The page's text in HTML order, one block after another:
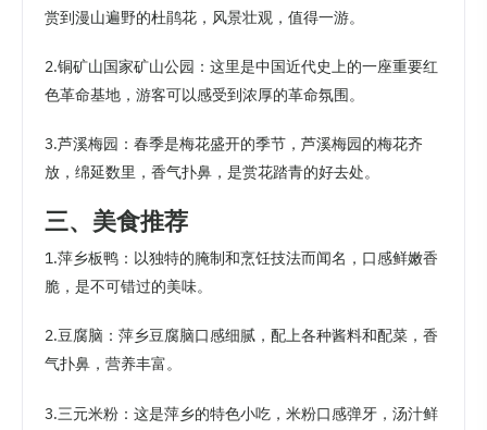
赏到漫山遍野的杜鹃花，风景壮观，值得一游。
2.铜矿山国家矿山公园：这里是中国近代史上的一座重要红
色革命基地，游客可以感受到浓厚的革命氛围。
3.芦溪梅园：春季是梅花盛开的季节，芦溪梅园的梅花齐
放，绵延数里，香气扑鼻，是赏花踏青的好去处。
三、美食推荐
1.萍乡板鸭：以独特的腌制和烹饪技法而闻名，口感鲜嫩香
脆，是不可错过的美味。
2.豆腐脑：萍乡豆腐脑口感细腻，配上各种酱料和配菜，香
气扑鼻，营养丰富。
3.三元米粉：这是萍乡的特色小吃，米粉口感弹牙，汤汁鲜